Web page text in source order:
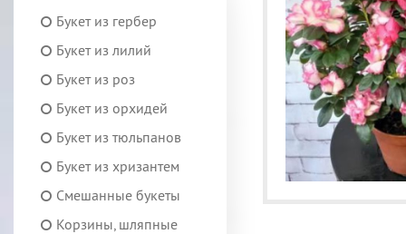
Букет из гербер
Букет из лилий
Букет из роз
Букет из орхидей
Букет из тюльпанов
Букет из хризантем
Смешанные букеты
Корзины, шляпные